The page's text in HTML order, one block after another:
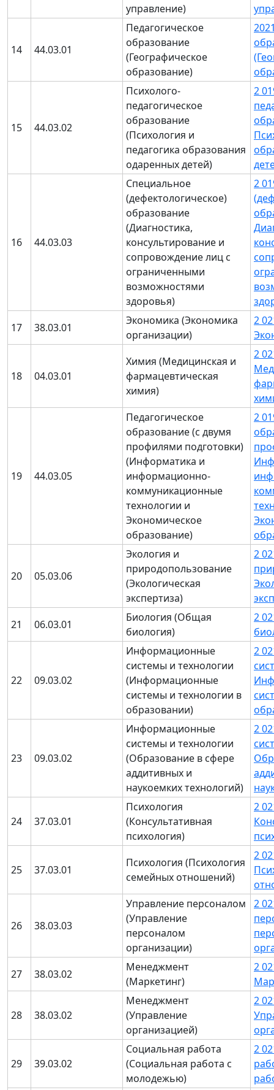
управление)
14 44.03.01
Педагогическое
образование
(Географическое
образование)
15 44.03.02
Психолого-
педагогическое
образование
(Психология и
педагогика образования
одаренных детей)
2
16 44.03.03
Специальное
(дефектологическое)
образование
(Диагностика,
консультирование и
сопровождение лиц с
ограниченными
возможностями
здоровья)
2
17
38.03.01
Экономика (Экономика
организации)
2
18 04.03.01
Химия (Медицинская и
фармацевтическая
химия)
2
19 44.03.05
Педагогическое
образование (с двумя
профилями подготовки)
(Информатика и
информационно-
коммуникационные
технологии и
Экономическое
образование)
2
20 05.03.06
Экология и
природопользование
(Экологическая
экспертиза)
2
21
06.03.01
Биология (Общая
биология)
2
22 09.03.02
Информационные
системы и технологии
(Информационные
системы и технологии в
образовании)
2
23 09.03.02
Информационные
системы и технологии
(Образование в сфере
аддитивных и
наукоемких технологий)
2
24 37.03.01
Психология
(Консультативная
психология)
2
25 37.03.01
Психология (Психология
семейных отношений)
2
26 38.03.03
Управление персоналом
(Управление
персоналом
организации)
2
27
38.03.02
Менеджмент
(Маркетинг)
2
28 38.03.02
Менеджмент
(Управление
организацией)
2
29 39.03.02
Социальная работа
(Социальная работа с
молодежью)
2